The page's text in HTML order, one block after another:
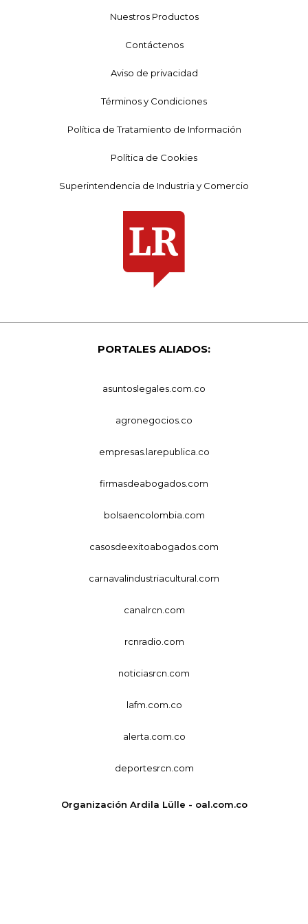
Nuestros Productos
Contáctenos
Aviso de privacidad
Términos y Condiciones
Política de Tratamiento de Información
Política de Cookies
Superintendencia de Industria y Comercio
PORTALES ALIADOS:
asuntoslegales.com.co
agronegocios.co
empresas.larepublica.co
firmasdeabogados.com
bolsaencolombia.com
casosdeexitoabogados.com
carnavalindustriacultural.com
canalrcn.com
rcnradio.com
noticiasrcn.com
lafm.com.co
alerta.com.co
deportesrcn.com
Organización Ardila Lülle - oal.com.co